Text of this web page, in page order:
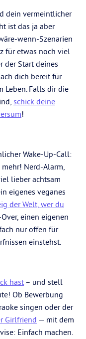
dein vermeintlicher
ist das ja aber
wenn-Szenarien
für etwas noch viel
der Start deines
dich bereit für
Leben. Falls dir die
schick deine
!
Wake-Up-Call:
Nerd-Alarm,
lieber achtsam
eigenes veganes
der Welt, wer du
einen eigenen
nur offen für
einstehst.
hast – und stell
Ob Bewerbung
singen oder der
Girlfriend — mit dem
Einfach machen.